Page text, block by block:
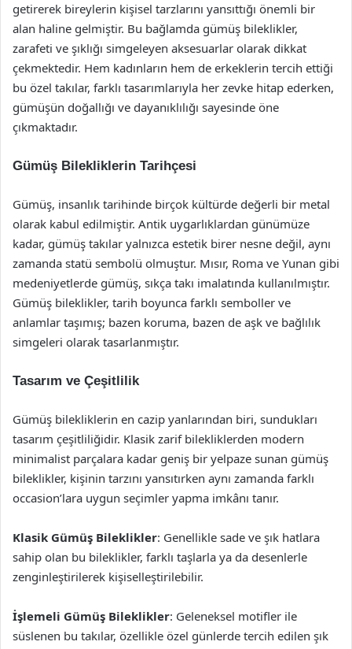
getirerek bireylerin kişisel tarzlarını yansıttığı önemli bir
alan haline gelmiştir. Bu bağlamda gümüş bileklikler,
zarafeti ve şıklığı simgeleyen aksesuarlar olarak dikkat
çekmektedir. Hem kadınların hem de erkeklerin tercih ettiği
bu özel takılar, farklı tasarımlarıyla her zevke hitap ederken,
gümüşün doğallığı ve dayanıklılığı sayesinde öne
çıkmaktadır.
Gümüş Bilekliklerin Tarihçesi
Gümüş, insanlık tarihinde birçok kültürde değerli bir metal
olarak kabul edilmiştir. Antik uygarlıklardan günümüze
kadar, gümüş takılar yalnızca estetik birer nesne değil, aynı
zamanda statü sembolü olmuştur. Mısır, Roma ve Yunan gibi
medeniyetlerde gümüş, sıkça takı imalatında kullanılmıştır.
Gümüş bileklikler, tarih boyunca farklı semboller ve
anlamlar taşımış; bazen koruma, bazen de aşk ve bağlılık
simgeleri olarak tasarlanmıştır.
Tasarım ve Çeşitlilik
Gümüş bilekliklerin en cazip yanlarından biri, sundukları
tasarım çeşitliliğidir. Klasik zarif bilekliklerden modern
minimalist parçalara kadar geniş bir yelpaze sunan gümüş
bileklikler, kişinin tarzını yansıtırken aynı zamanda farklı
occasion’lara uygun seçimler yapma imkânı tanır.
Klasik Gümüş Bileklikler: Genellikle sade ve şık hatlara
sahip olan bu bileklikler, farklı taşlarla ya da desenlerle
zenginleştirilerek kişiselleştirilebilir.
İşlemeli Gümüş Bileklikler: Geleneksel motifler ile
süslenen bu takılar, özellikle özel günlerde tercih edilen şık